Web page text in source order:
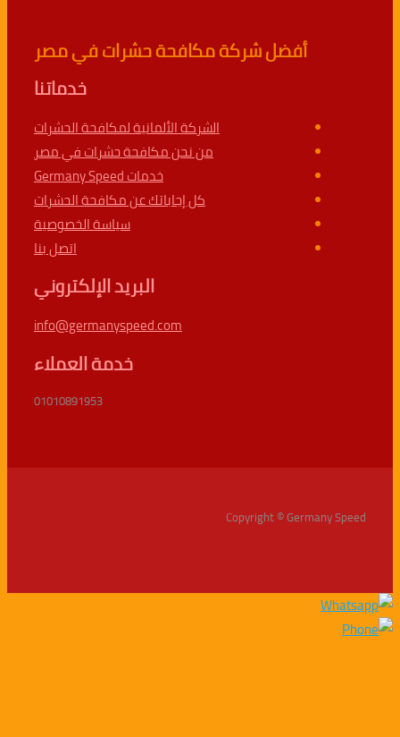
أفضل شركة مكافحة حشرات في مصر
الشركة الألمانية لمكافحة الحشرات
من نحن مكافحة حشرات في مصر
كل إجاباتك عن مكافحة الحشرات
سياسة الخصوصية
البريد الإلكتروني
info@germanyspeed.com
خدمة العملاء
01010891953
Copyright © Germany